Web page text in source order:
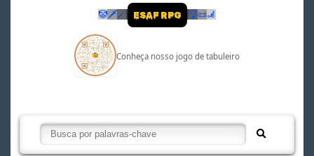
🤡 🗡🪄 ESAF RPG 👹📜🦼
Conheça nosso jogo de tabuleiro